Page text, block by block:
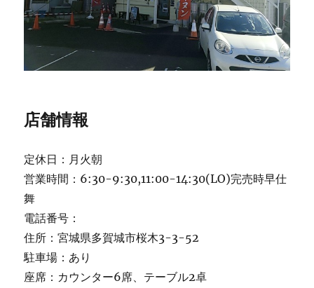
店舗情報
定休日：月火朝
営業時間：6:30-9:30,11:00-14:30(LO)完売時早仕
舞
電話番号：
住所：宮城県多賀城市桜木3-3-52
駐車場：あり
座席：カウンター6席、テーブル2卓